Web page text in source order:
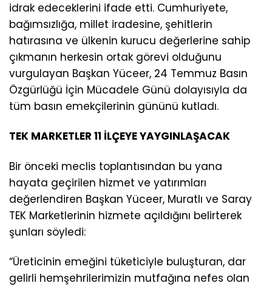
idrak edeceklerini ifade etti. Cumhuriyete,
bağımsızlığa, millet iradesine, şehitlerin
hatırasına ve ülkenin kurucu değerlerine sahip
çıkmanın herkesin ortak görevi olduğunu
vurgulayan Başkan Yüceer, 24 Temmuz Basın
Özgürlüğü İçin Mücadele Günü dolayısıyla da
tüm basın emekçilerinin gününü kutladı.
TEK MARKETLER 11 İLÇEYE YAYGINLAŞACAK
Bir önceki meclis toplantısından bu yana
hayata geçirilen hizmet ve yatırımları
değerlendiren Başkan Yüceer, Muratlı ve Saray
TEK Marketlerinin hizmete açıldığını belirterek
şunları söyledi:
“Üreticinin emeğini tüketiciyle buluşturan, dar
gelirli hemşehrilerimizin mutfağına nefes olan